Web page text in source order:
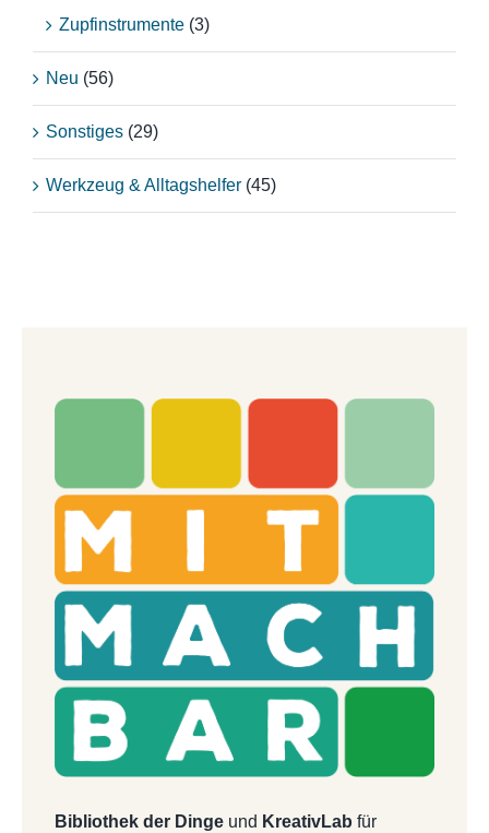
Zupfinstrumente (3)
Neu (56)
Sonstiges (29)
Werkzeug & Alltagshelfer (45)
Bibliothek der Dingeund KreativLab für